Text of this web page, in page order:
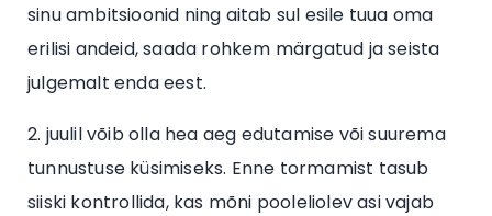
sinu ambitsioonid ning aitab sul esile tuua oma
erilisi andeid, saada rohkem märgatud ja seista
julgemalt enda eest.
2. juulil võib olla hea aeg edutamise või suurema
tunnustuse küsimiseks. Enne tormamist tasub
siiski kontrollida, kas mõni pooleliolev asi vajab